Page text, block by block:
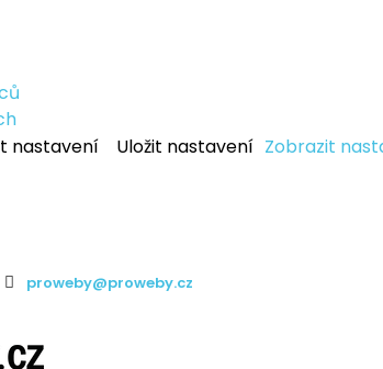
nastavení Uložit nastavení Zobrazit
proweby@proweby.cz